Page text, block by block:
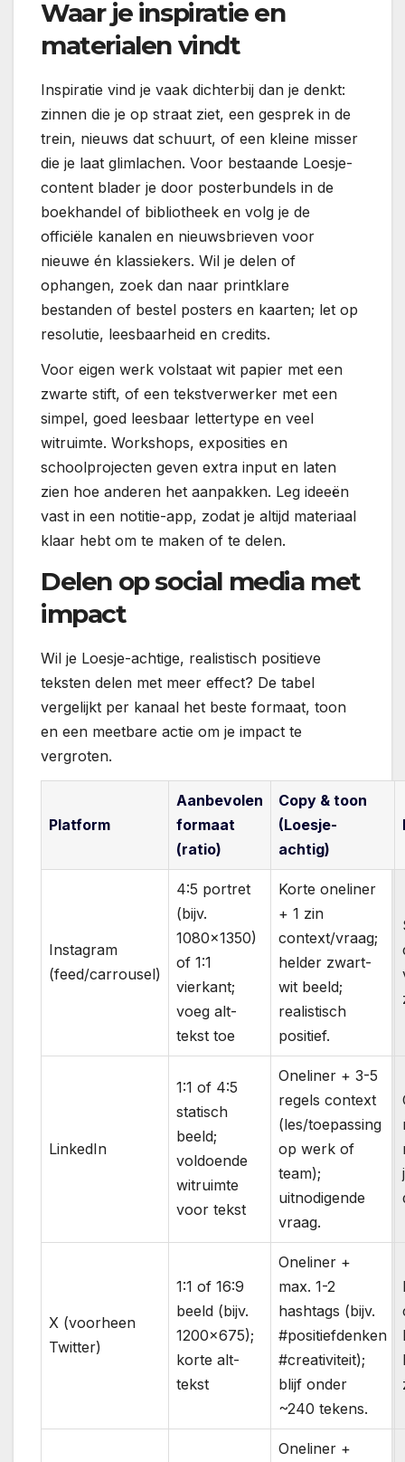
Waar je inspiratie en
materialen vindt
Inspiratie vind je vaak dichterbij dan je denkt:
zinnen die je op straat ziet, een gesprek in de
trein, nieuws dat schuurt, of een kleine misser
die je laat glimlachen. Voor bestaande Loesje-
content blader je door posterbundels in de
boekhandel of bibliotheek en volg je de
officiële kanalen en nieuwsbrieven voor
nieuwe én klassiekers. Wil je delen of
ophangen, zoek dan naar printklare
bestanden of bestel posters en kaarten; let op
resolutie, leesbaarheid en credits.
Voor eigen werk volstaat wit papier met een
zwarte stift, of een tekstverwerker met een
simpel, goed leesbaar lettertype en veel
witruimte. Workshops, exposities en
schoolprojecten geven extra input en laten
zien hoe anderen het aanpakken. Leg ideeën
vast in een notitie-app, zodat je altijd materiaal
klaar hebt om te maken of te delen.
Delen op social media met
impact
Wil je Loesje-achtige, realistisch positieve
teksten delen met meer effect? De tabel
vergelijkt per kanaal het beste formaat, toon
en een meetbare actie om je impact te
vergroten.
Platform
Aanbevolen
formaat
(ratio)
Copy & toon
(Loesje-
achtig)
Instagram
(feed/carrousel)
4:5 portret
(bijv.
1080×1350)
of 1:1
vierkant;
voeg alt-
tekst toe
Korte oneliner
+ 1 zin
context/vraag;
helder zwart-
wit beeld;
realistisch
positief.
LinkedIn
1:1 of 4:5
statisch
beeld;
voldoende
witruimte
voor tekst
Oneliner + 3-5
regels context
(les/toepassing
op werk of
team);
uitnodigende
vraag.
X (voorheen
Twitter)
1:1 of 16:9
beeld (bijv.
1200×675);
korte alt-
tekst
Oneliner +
max. 1-2
hashtags (bijv.
#positiefdenken
#creativiteit);
blijf onder
~240 tekens.
Oneliner +